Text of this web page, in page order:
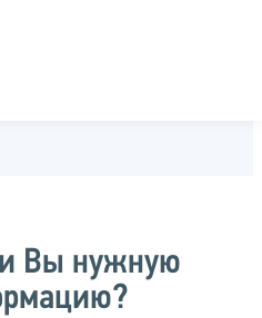
Вы нужную